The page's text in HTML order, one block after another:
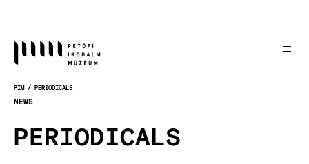
obsah
PIM PERIODICALS
NEWS
PERIODICALS